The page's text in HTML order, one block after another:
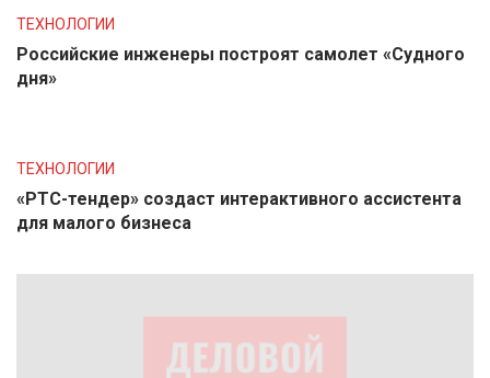
ТЕХНОЛОГИИ
Российские инженеры построят самолет «Судного
дня»
ТЕХНОЛОГИИ
«РТС-тендер» создаст интерактивного ассистента
для малого бизнеса